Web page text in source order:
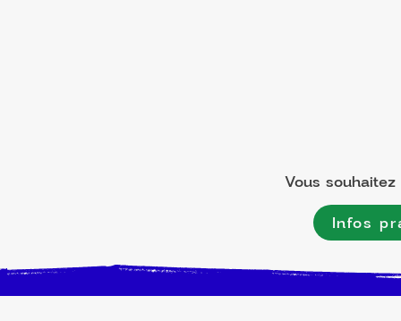
Vous
Infos